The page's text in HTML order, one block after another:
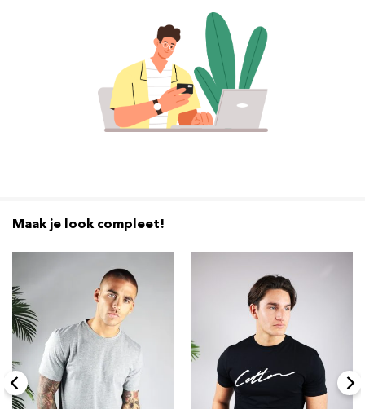
Maak je look compleet!